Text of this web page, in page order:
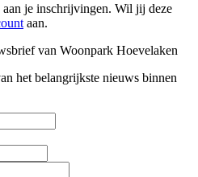
aan je inschrijvingen. Wil jij deze
aan.
van Woonpark Hoevelaken
het belangrijkste nieuws binnen